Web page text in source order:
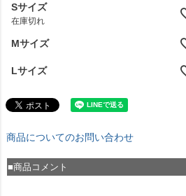
Sサイズ
在庫切れ
Mサイズ
Lサイズ
商品についてのお問い合わせ
■商品コメント